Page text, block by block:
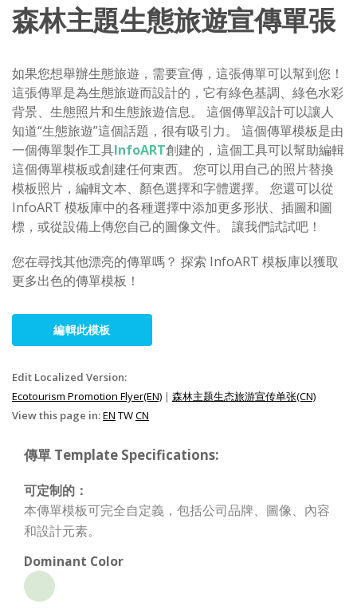
森林主題生態旅遊宣傳單張
如果您想舉辦生態旅遊，需要宣傳，這張傳單可以幫到您！
這張傳單是為生態旅遊而設計的，它有綠色基調、綠色水彩
背景、生態照片和生態旅遊信息。 這個傳單設計可以讓人
知道“生態旅遊”這個話題，很有吸引力。 這個傳單模板是由
一個傳單製作工具InfoART創建的，這個工具可以幫助編輯
這個傳單模板或創建任何東西。 您可以用自己的照片替換
模板照片，編輯文本、顏色選擇和字體選擇。 您還可以從
InfoART 模板庫中的各種選擇中添加更多形狀、插圖和圖
標，或從設備上傳您自己的圖像文件。 讓我們試試吧！
您在尋找其他漂亮的傳單嗎？ 探索 InfoART 模板庫以獲取
更多出色的傳單模板！
編輯此模板
Edit Localized Version:
Ecotourism Promotion Flyer(EN) | 森林主题生态旅游宣传单张(CN)
View this page in:EN TWCN
傳單 Template Specifications:
可定制的：
本傳單模板可完全自定義，包括公司品牌、圖像、內容
和設計元素。
Dominant Color